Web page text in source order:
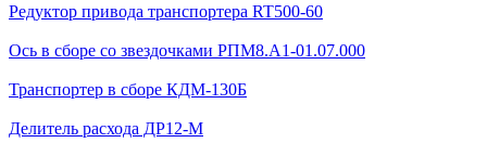
Редуктор привода транспортера RT500-60
Ось в сборе со звездочками РПМ8.А1-01.07.000
Транспортер в сборе КДМ-130Б
Делитель расхода ДР12-М